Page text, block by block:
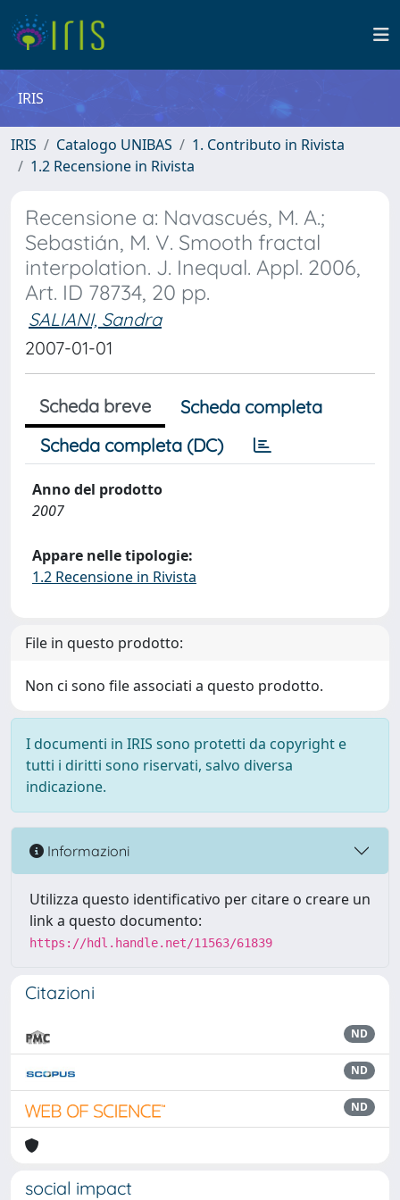
IRIS
IRIS Catalogo UNIBAS
1. Contributo in Rivista
1.2 Recensione in Rivista
Recensione a: Navascués, M. A.;
Sebastián, M. V. Smooth fractal
interpolation. J. Inequal. Appl. 2006,
Art. ID 78734, 20 pp.
SALIANI, Sandra
2007-01-01
Scheda breve
Scheda completa
Scheda completa (DC)
Anno del prodotto
2007
Appare nelle tipologie:
1.2 Recensione in Rivista
File in questo prodotto:
Non ci sono file associati a questo prodotto.
I documenti in IRIS sono protetti da copyright e
tutti i diritti sono riservati, salvo diversa
indicazione.
Informazioni
Utilizza questo identificativo per citare o creare un
link a questo documento:
https://hdl.handle.net/11563/61839
Citazioni
ND
ND
ND
social impact